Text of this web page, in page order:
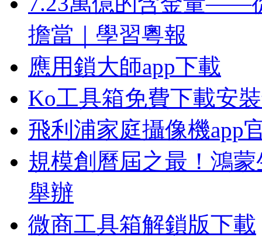
擔當｜學習粵報
應用鎖大師app下載
Ko工具箱免費下載安
飛利浦家庭攝像機app
規模創曆屆之最！鴻
舉辦
微商工具箱解鎖版下載